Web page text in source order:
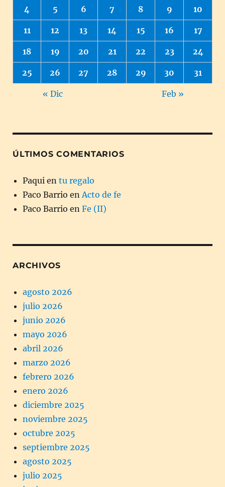
4 5 6 7 8 9 10
11 12 13 14 15 16 17
18 19 20 21 22 23 24
25 26 27 28 29 30 31
« Dic Feb »
ÚLTIMOS COMENTARIOS
Paqui en tu regalo
Paco Barrio enActo de fe
Paco Barrio en Fe (II)
ARCHIVOS
agosto 2026
julio 2026
junio 2026
mayo 2026
abril 2026
marzo 2026
febrero 2026
enero 2026
diciembre 2025
noviembre 2025
octubre 2025
septiembre 2025
agosto 2025
julio 2025